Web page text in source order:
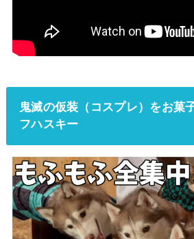
鬼滅の仮装（コスプレ）をお菓
フハスキー